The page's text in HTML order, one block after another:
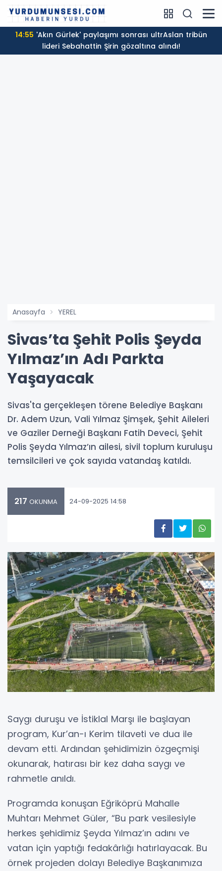
14:55
lideri Sebahattin Şirin gözaltına alındı!
Anasayfa YEREL
Sivas’ta Şehit Polis Şeyda
Yılmaz’ın Adı Parkta
Yaşayacak
Sivas'ta gerçekleşen törene Belediye Başkanı
Dr. Adem Uzun, Vali Yılmaz Şimşek, Şehit Aileleri
ve Gaziler Derneği Başkanı Fatih Deveci, Şehit
Polis Şeyda Yılmaz’ın ailesi, sivil toplum kuruluşu
temsilcileri ve çok sayıda vatandaş katıldı.
217 OKUNMA 24-09-2025 14:58
Saygı duruşu ve İstiklal Marşı ile başlayan
program, Kur’an-ı Kerim tilaveti ve dua ile
devam etti. Ardından şehidimizin özgeçmişi
okunarak, hatırası bir kez daha saygı ve
rahmetle anıldı.
Programda konuşan Eğriköprü Mahalle
Muhtarı Mehmet Güler, “Bu park vesilesiyle
herkes şehidimiz Şeyda Yılmaz’ın adını ve
vatan için yaptığı fedakârlığı hatırlayacak. Bu
örnek projeden dolayı Belediye Başkanımıza